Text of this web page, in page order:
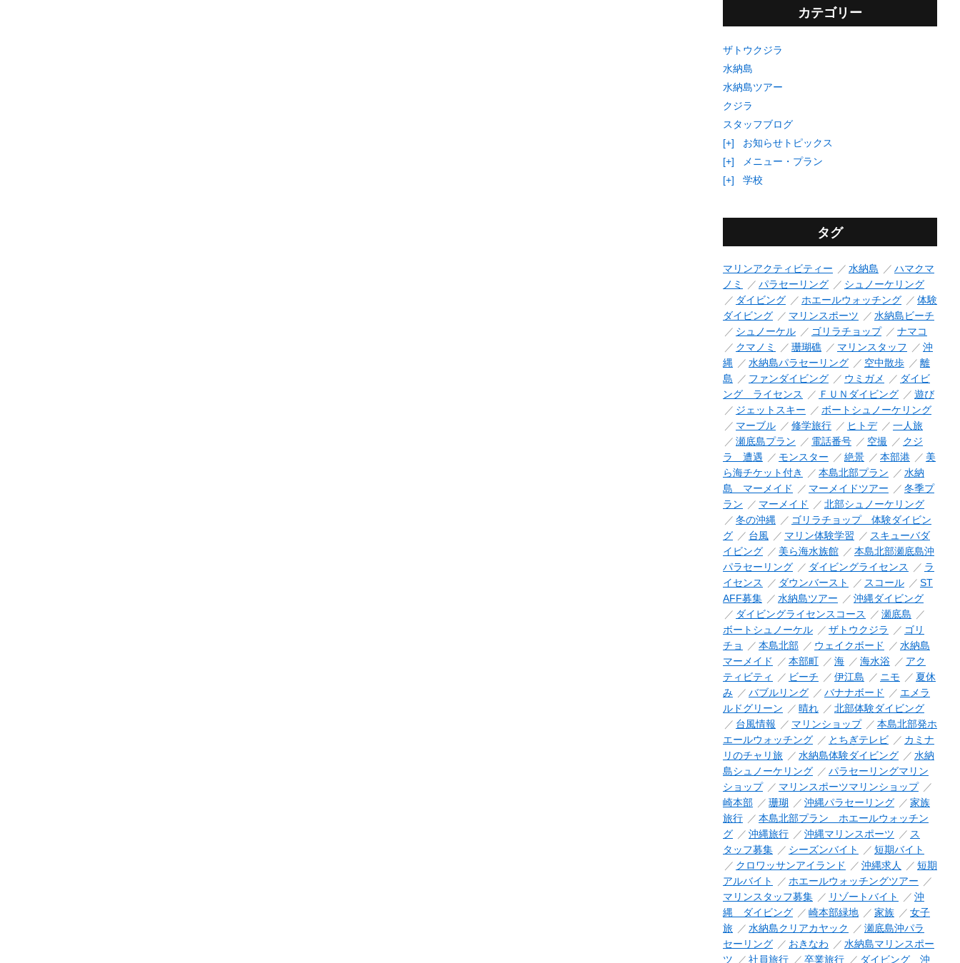
カテゴリー
ザトウクジラ
水納島
水納島ツアー
クジラ
スタッフブログ
[+]
お知らせトピックス
[+]
メニュー・プラン
[+]
学校
タグ
マリンアクティビティー 水納島
ハマクマ
ノミ
パラセーリング
シュノーケリング
ダイビング
ホエールウォッチング
体験
ダイビング
マリンスポーツ
水納島ビーチ
シュノーケル
ゴリラチョップ
ナマコ
クマノミ
珊瑚礁 マリンスタッフ
沖
縄
水納島パラセーリング 空中散歩
離
島
ファンダイビング ウミガメ
ダイビ
ング ライセンス
ＦＵＮダイビング
遊び
ジェットスキー
ボートシュノーケリング
マーブル
修学旅行 ヒトデ
一人旅
瀬底島プラン
電話番号 空撮
クジ
ラ 遭遇
モンスター 絶景 本部港
美
ら海チケット付き
本島北部プラン
水納
島 マーメイド
マーメイドツアー
冬季プ
ラン
マーメイド
北部シュノーケリング
冬の沖縄
ゴリラチョップ 体験ダイビン
グ
台風 マリン体験学習
スキューバダ
イビング
美ら海水族館
本島北部瀬底島沖
パラセーリング
ダイビングライセンス
ラ
イセンス
ダウンバースト スコール
ST
AFF募集
水納島ツアー
沖縄ダイビング
ダイビングライセンスコース
瀬底島
ボートシュノーケル
ザトウクジラ
ゴリ
チョ
本島北部 ウェイクボード
水納島
マーメイド
本部町 海 海水浴
アク
ティビティ
ビーチ 伊江島 ニモ
夏休
み
バブルリング バナナボード
エメラ
ルドグリーン
晴れ
北部体験ダイビング
台風情報
マリンショップ
本島北部発ホ
エールウォッチング
とちぎテレビ
カミナ
リのチャリ旅
水納島体験ダイビング
水納
島シュノーケリング
パラセーリングマリン
ショップ
マリンスポーツマリンショップ
崎本部
珊瑚 沖縄パラセーリング
家族
旅行
本島北部プラン ホエールウォッチン
グ
沖縄旅行 沖縄マリンスポーツ
ス
タッフ募集
シーズンバイト
短期バイト
クロワッサンアイランド
沖縄求人
短期
アルバイト
ホエールウォッチングツアー
マリンスタッフ募集
リゾートバイト
沖
縄 ダイビング
崎本部緑地 家族
女子
旅
水納島クリアカヤック
瀬底島沖パラ
セーリング
おきなわ
水納島マリンスポー
ツ
社員旅行 卒業旅行 ダイビング 沖